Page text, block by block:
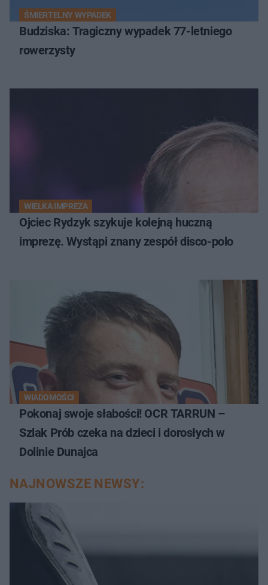
ŚMIERTELNY WYPADEK
Budziska: Tragiczny wypadek 77-letniego
rowerzysty
WIELKA IMPREZA
Ojciec Rydzyk szykuje kolejną huczną
imprezę. Wystąpi znany zespół disco-polo
WIADOMOŚCI
Pokonaj swoje słabości! OCR TARRUN –
Szlak Prób czeka na dzieci i dorosłych w
Dolinie Dunajca
NAJNOWSZE NEWSY: